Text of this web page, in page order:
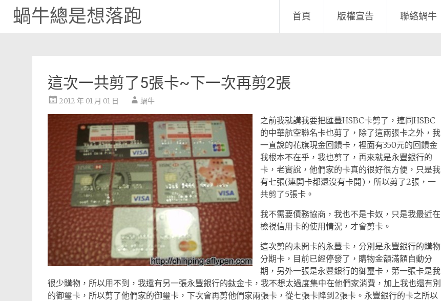
蝸牛總是想落跑 首頁 版權宣告 聯絡蝸牛
這次一共剪了5張卡~下一次再剪2張
2012 年 01 月 01 日 蝸牛
之前我就講我要把匯豐HSBC卡剪了，連同HSBC
的中華航空聯名卡也剪了，除了這兩張卡之外，我
一直說的花旗現金回饋卡，裡面有350元的回饋金
我根本不在乎，我也剪了，再來就是永豐銀行的
卡，老實說，他們家的卡真的很好很方便，只是我
有七張(連開卡都還沒有卡開)，所以剪了2張，一
共剪了5張卡。
我不需要債務協商，我也不是卡奴，只是我最近在
檢視信用卡的使用情況，才會剪卡。
這次剪的未開卡的永豐卡，分別是永豐銀行的購物
分期卡，目前已經停發了，購物金額滿額自動分
期，另外一張是永豐銀行的御璽卡，第一張卡是我
很少購物，所以用不到，我還有另一張永豐銀行的鈦金卡，我不想太過度集中在他們家消費，加上我也還有別
的御璽卡，所以剪了他們家的御璽卡，下次會再剪他們家兩張卡，從七張卡降到2張卡。永豐銀行的卡之所以